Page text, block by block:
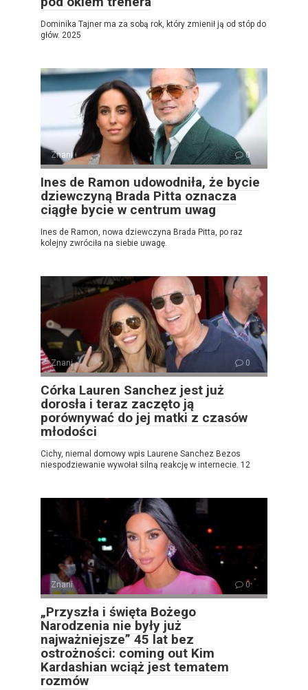
Dominika Tajner ma za sobą rok, który zmienił ją od stóp do
głów. 2025
Znani 0
Ines de Ramon udowodniła, że ​​bycie
dziewczyną Brada Pitta oznacza
ciągłe bycie w centrum uwag
Ines de Ramon, nowa dziewczyna Brada Pitta, po raz
kolejny zwróciła na siebie uwagę.
Znani 0
Córka Lauren Sanchez jest już
dorosła i teraz zaczęto ją
porównywać do jej matki z czasów
młodości
Cichy, niemal domowy wpis Laurene Sanchez Bezos
niespodziewanie wywołał silną reakcję w internecie. 12
Znani 0
„Przyszła i święta Bożego
Narodzenia nie były już
najważniejsze” 45 lat bez
ostrożności: coming out Kim
Kardashian wciąż jest tematem
rozmów